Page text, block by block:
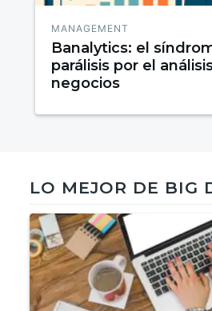
MANAGEMENT
Banalytics: el
parálisis por el
negocios
LO MEJOR DE BIG